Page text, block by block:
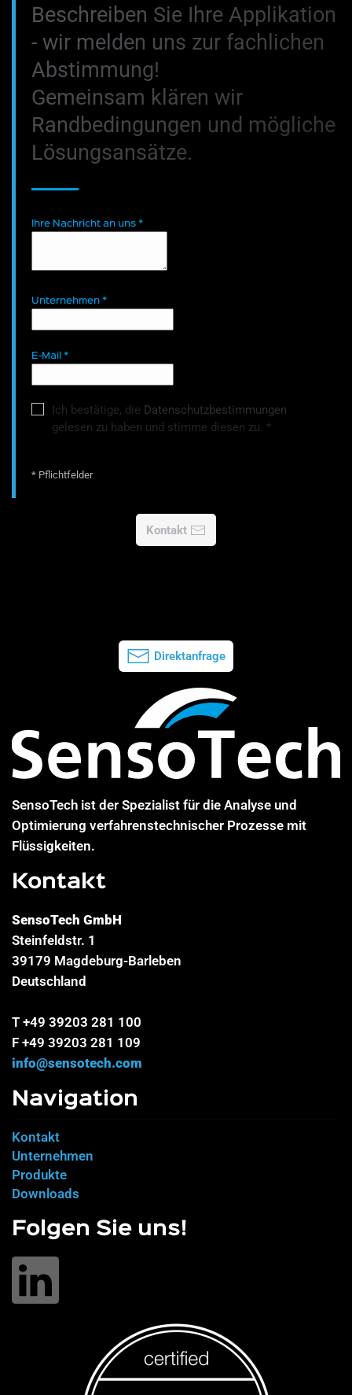
Beschreiben Sie Ihre Applikation
- wir melden uns zur fachlichen
Abstimmung!
Gemeinsam klären wir
Randbedingungen und mögliche
Lösungsansätze.
Ihre Nachricht an uns *
Unternehmen *
E-Mail *
Ich bestätige, die Datenschutzbestimmungen
gelesen zu haben und stimme diesen zu. *
* Pflichtfelder
Kontakt
Direktanfrage
SensoTech ist der Spezialist für die Analyse und
Optimierung verfahrenstechnischer Prozesse mit
Flüssigkeiten.
Kontakt
SensoTech GmbH
Steinfeldstr. 1
39179 Magdeburg-Barleben
Deutschland
T +49 39203 281 100
F +49 39203 281 109
info@sensotech.com
Navigation
Kontakt
Unternehmen
Produkte
Downloads
Folgen Sie uns!